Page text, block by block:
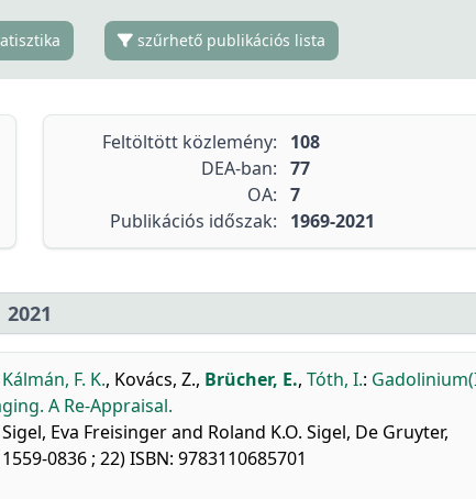
szűrhető publikációs lista
Feltöltött közlemény:
108
DEA-ban: 77
OA: 7
Publikációs időszak:
1969-2021
2021
Kálmán, F. K., Kovács, Z., Brücher, E., Tóth, I.:
A Re-Appraisal.
Eva Freisinger and Roland K.O. Sigel, De Gruyter,
0836 ; 22) ISBN: 9783110685701